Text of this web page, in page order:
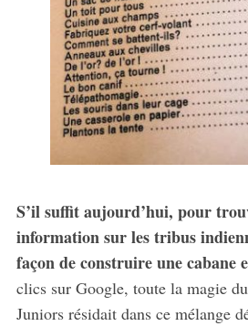
S’il suffit aujourd’hui, pour
information sur les tribus
façon de construire une cabane
clics sur Google, toute la magie
Juniors résidait dans ce mélange